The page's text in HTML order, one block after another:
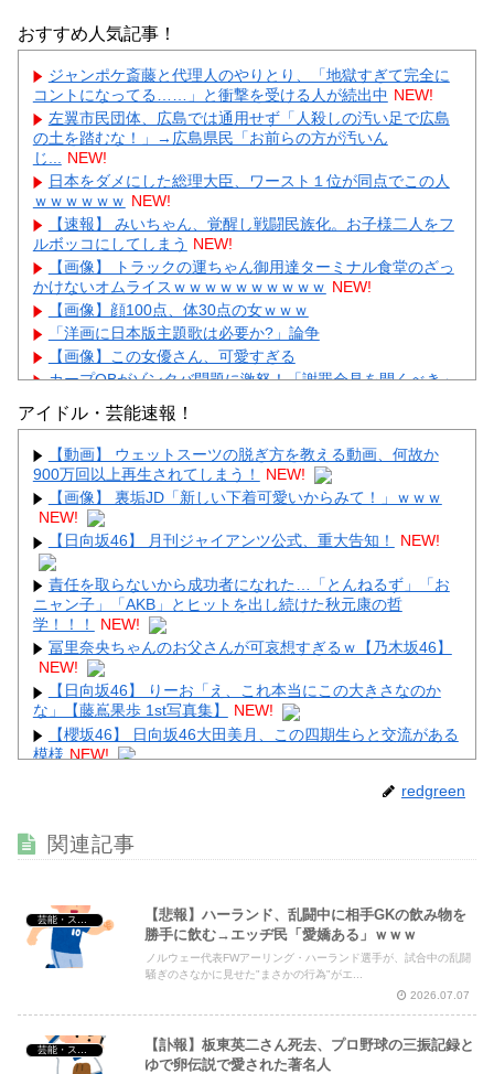
おすすめ人気記事！
ジャンポケ斎藤と代理人のやりとり、「地獄すぎて完全に
コントになってる……」と衝撃を受ける人が続出中 NEW!
左翼市民団体、広島では通用せず「人殺しの汚い足で広島
の土を踏むな！」→広島県民「お前らの方が汚いん
じ...
NEW!
日本をダメにした総理大臣、ワースト１位が同点でこの人
ｗｗｗｗｗｗ NEW!
【速報】 みいちゃん、覚醒し戦闘民族化。お子様二人をフ
ルボッコにしてしまう NEW!
【画像】 トラックの運ちゃん御用達ターミナル食堂のざっ
かけないオムライスｗｗｗｗｗｗｗｗｗｗ NEW!
【画像】顔100点、体30点の女ｗｗｗ
「洋画に日本版主題歌は必要か?」論争
【画像】この女優さん、可愛すぎる
カープOBがゾンタバ問題に激怒！「謝罪会見を開くべき」
【画像】顔100点、体30点の女ｗｗｗ
Powered by livedoor 相互RSS
アイドル・芸能速報！
【動画】 ウェットスーツの脱ぎ方を教える動画、何故か
900万回以上再生されてしまう！
NEW!
【画像】 裏垢JD「新しい下着可愛いからみて！」ｗｗｗ
NEW!
【日向坂46】 月刊ジャイアンツ公式、重大告知！
NEW!
責任を取らないから成功者になれた…「とんねるず」「お
ニャン子」「AKB」とヒットを出し続けた秋元康の哲
学！！！
NEW!
冨里奈央ちゃんのお父さんが可哀想すぎるｗ【乃木坂46】
NEW!
【日向坂46】 りーお「え、これ本当にこの大きさなのか
な」【藤嶌果歩 1st写真集】
NEW!
【櫻坂46】 日向坂46大田美月、この四期生らと交流がある
模様 NEW!
【画像】 秘湯ロマンに出てる秦瑞穂、極小パ○ティ尻がHす
【悲報】 佳子さま、あやうく「おパンツ」がお見えになっ
てしまうｗｗｗｗｗ NEW!
Powered by livedoor 相互RSS
redgreen
関連記事
【悲報】ハーランド、乱闘中に相手GKの飲み物を
勝手に飲む→エッヂ民「愛嬌ある」ｗｗｗ
ノルウェー代表FWアーリング・ハーランド選手が、試合中の乱闘
騒ぎのさなかに見せた"まさかの行為"がエ...
2026.07.07
【訃報】板東英二さん死去、プロ野球の三振記録と
ゆで卵伝説で愛された著名人